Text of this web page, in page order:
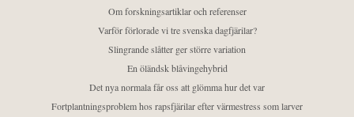
Om forskningsartiklar och referenser
Varför förlorade vi tre svenska dagfjärilar?
Slingrande slåtter ger större variation
En öländsk blåvingehybrid
Det nya normala får oss att glömma hur det var
Fortplantningsproblem hos rapsfjärilar efter värmestress som larver